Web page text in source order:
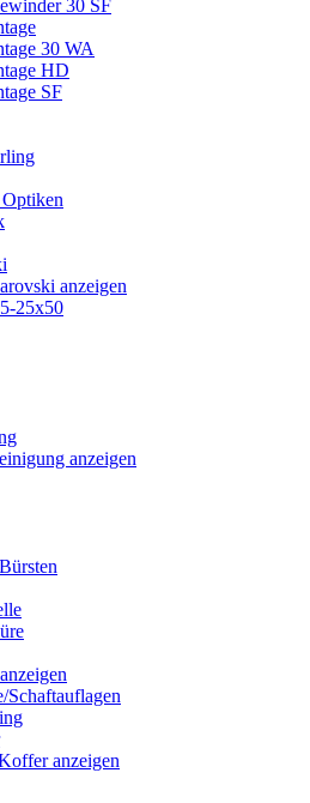
30 SF
30 WA
HD
SF
anzeigen
25x50
anzeigen
Schaftauflagen
anzeigen